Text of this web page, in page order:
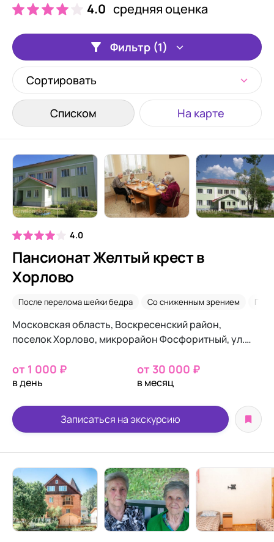
4.0 средняя оценка
Фильтр (1)
Сортировать
Списком На карте
4.0
Пансионат Желтый крест в
Хорлово
После перелома шейки бедра Со сниженным зрением
Московская область, Воскресенский район,
поселок Хорлово, микрорайон Фосфоритный, ул.
от 1 000 ₽
в день
от 30 000 ₽
в месяц
Записаться на экскурсию